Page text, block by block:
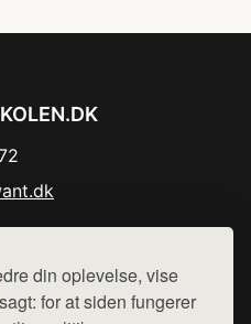
din oplevelse, vise
for at siden fungerer